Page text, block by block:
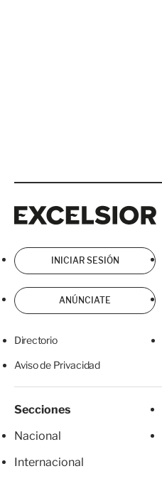
INICIAR SESIÓN
ANÚNCIATE
Directorio
Aviso de Privacidad
Secciones
Nacional
Internacional